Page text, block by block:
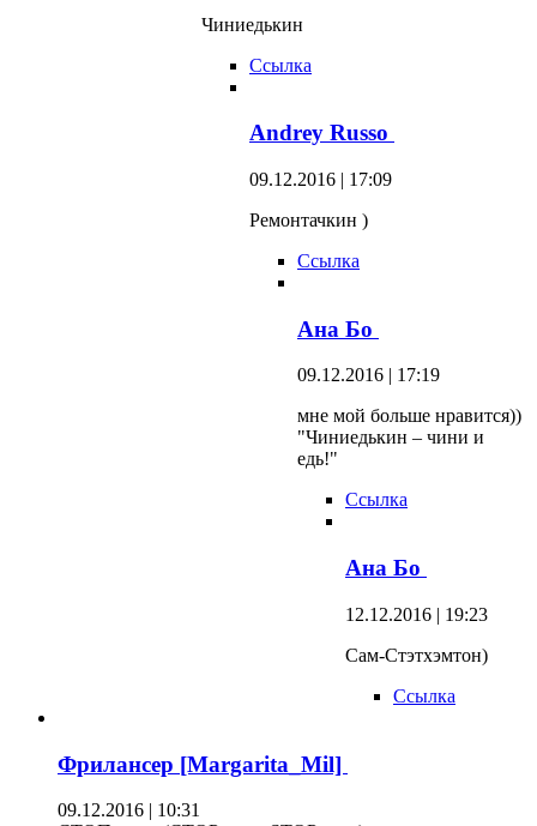
Чиниедькин
Ссылка
Andrey Russo
09.12.2016 | 17:09
Ремонтачкин )
Ссылка
Ана Бо
09.12.2016 | 17:19
мне мой больше нравится))
"Чиниедькин – чини и
едь!"
Ссылка
Ана Бо
12.12.2016 | 19:23
Сам-Стэтхэмтон)
Ссылка
Фрилансер [Margarita_Mil]
09.12.2016 | 10:31